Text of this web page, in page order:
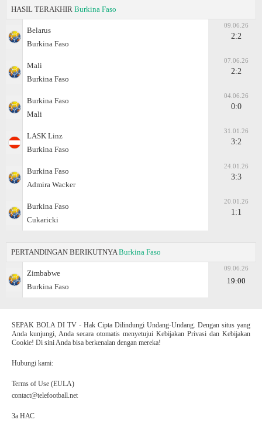
HASIL TERAKHIR Burkina Faso
Belarus
Burkina Faso
09.06.26
2:2
Mali
Burkina Faso
07.06.26
2:2
Burkina Faso
Mali
04.06.26
0:0
LASK Linz
Burkina Faso
31.01.26
3:2
Burkina Faso
Admira Wacker
24.01.26
3:3
Burkina Faso
Cukaricki
20.01.26
1:1
PERTANDINGAN BERIKUTNYA Burkina Faso
Zimbabwe
Burkina Faso
09.06.26
19:00
SEPAK BOLA DI TV - Hak Cipta Dilindungi Undang-Undang. Dengan situs yang
Anda kunjungi, Anda secara otomatis menyetujui Kebijakan Privasi dan Kebijakan
Cookie! Di sini Anda bisa berkenalan dengan mereka!
Hubungi kami:
Terms of Use (EULA)
contact@telefootball.net
За НАС